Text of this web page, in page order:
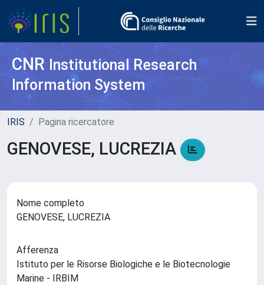
CNR Institutional Research
Information System
IRIS Pagina ricercatore
GENOVESE, LUCREZIA
Nome completo
GENOVESE, LUCREZIA
Afferenza
Istituto per le Risorse Biologiche e le Biotecnologie
Marine - IRBIM